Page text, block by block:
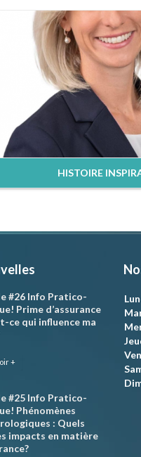
HISTOIRE
#26 Info Pratico-
Prime d’assurance
ce qui influence ma
+
#25 Info Pratico-
Phénomènes
: Quels
impacts en matière